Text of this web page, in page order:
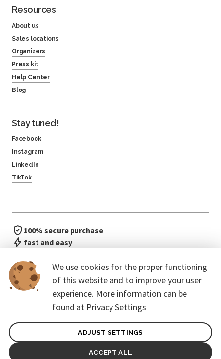
We use cookies for the proper functioning
of this website and to improve your user
experience. More information can be
found at Privacy Settings.
ADJUST SETTINGS
ACCEPT ALL
Resources
About us
Sales locations
Organizers
Press kit
Help Center
Blog
Stay tuned!
Facebook
Instagram
LinkedIn
TikTok
100% secure purchase
fast and easy
General terms of contract for Customers
Protection of personal data